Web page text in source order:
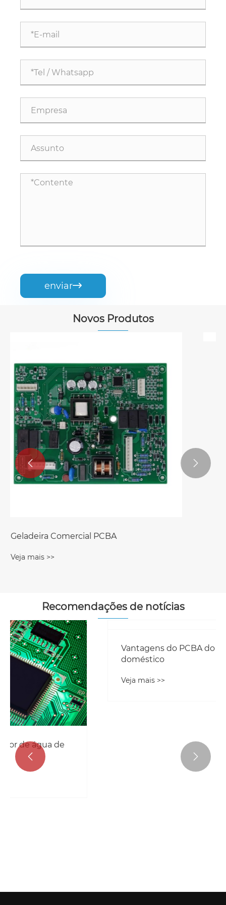
enviar
Novos Produtos
Refrigerador inteligente para
alimentos frescos PCBA
Veja mais >>
 
Recomendações de notícias
Vantagens do PCBA do refrigerador
doméstico
Veja mais >>
 